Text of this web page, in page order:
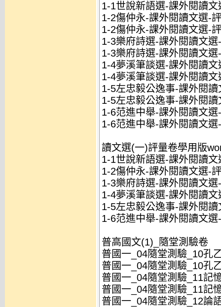
1-1世說新語選-課外閱讀
1-2傷仲永-課外閱讀文選-
1-2傷仲永-課外閱讀文選-
1-3樂府詩選-課外閱讀文
1-3樂府詩選-課外閱讀文
1-4夢溪筆談選-課外閱讀
1-4夢溪筆談選-課外閱讀
1-5左忠毅公逸事-課外閱
1-5左忠毅公逸事-課外閱
1-6范進中舉-課外閱讀文
1-6范進中舉-課外閱讀文
讀文選(一)評量卷學用版
1-1世說新語選-課外閱讀
1-2傷仲永-課外閱讀文選-
1-3樂府詩選-課外閱讀文
1-4夢溪筆談選-課外閱讀
1-5左忠毅公逸事-課外閱
1-6范進中舉-課外閱讀文
普高國文(1)_隨堂測驗卷
普國一_04隨堂測驗_10孔
普國一_04隨堂測驗_10孔
普國一_04隨堂測驗_11記
普國一_04隨堂測驗_11記
普國一_04隨堂測驗_12論